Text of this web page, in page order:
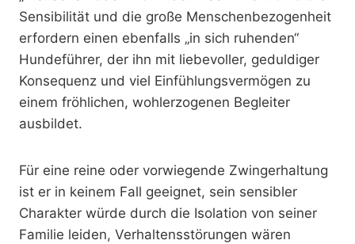
Sensibilität und die große Menschenbezogenheit
erfordern einen ebenfalls „in sich ruhenden“
Hundeführer, der ihn mit liebevoller, geduldiger
Konsequenz und viel Einfühlungsvermögen zu
einem fröhlichen, wohlerzogenen Begleiter
ausbildet.
Für eine reine oder vorwiegende Zwingerhaltung
ist er in keinem Fall geeignet, sein sensibler
Charakter würde durch die Isolation von seiner
Familie leiden, Verhaltensstörungen wären